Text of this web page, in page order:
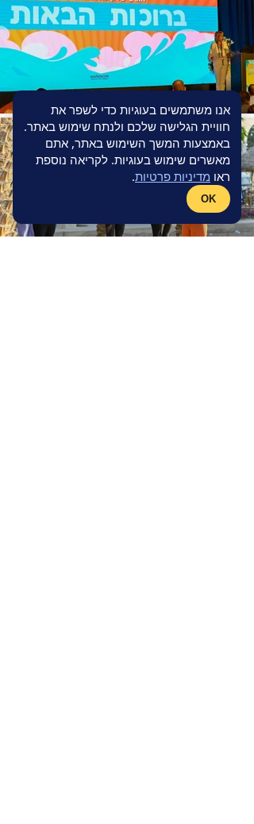
אנו משתמשים בעוגיות כדי לשפר את
חוויית הגלישה שלכם ולנתח שימוש באתר.
באמצעות המשך השימוש באתר, אתם
מאשרים שימוש בעוגיות. לקריאה נוספת
ראו מדיניות פרטיות.
OK